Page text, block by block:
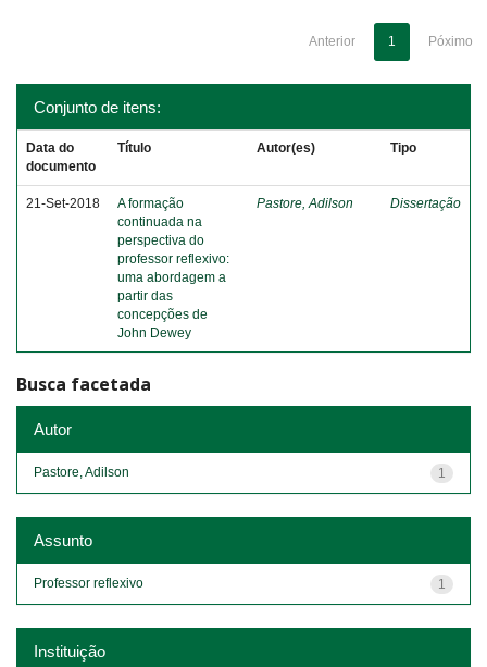
Anterior 1 Póximo
Conjunto de itens:
Data do
documento
Título Autor(es) Tipo
21-Set-2018
A formação
continuada na
perspectiva do
professor reflexivo:
uma abordagem a
partir das
concepções de
John Dewey
Pastore, Adilson Dissertação
Busca facetada
Autor
1
Pastore, Adilson
Assunto
1
Professor reflexivo
Instituição